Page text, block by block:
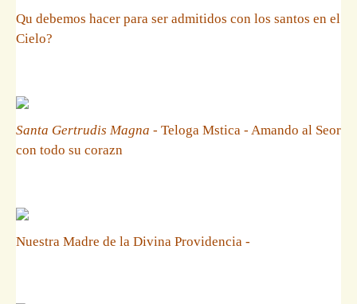
Qu debemos hacer para ser admitidos con los santos en el
Cielo?
Santa Gertrudis Magna - Teloga Mstica - Amando al Seor
con todo su corazn
Nuestra Madre de la Divina Providencia -